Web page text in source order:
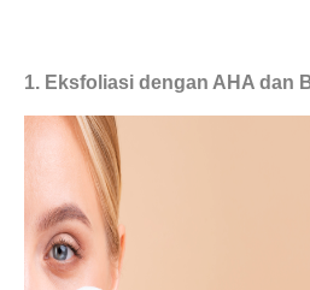
1. Eksfoliasi dengan AHA dan